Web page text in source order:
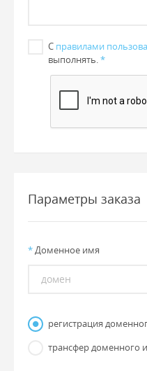
С правилами
выполнять.*
Параметры заказа
*Доменное имя
регистрация
трансфер доменного